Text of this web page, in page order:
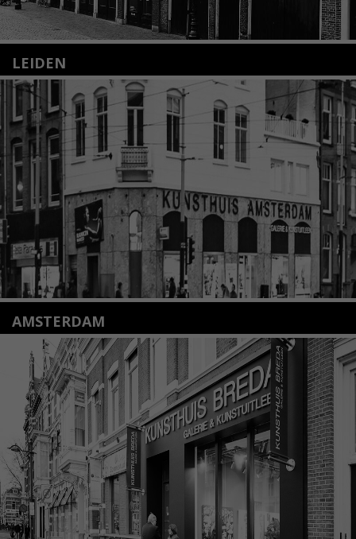
LEIDEN
Nieuwstraat 35
2312 KA Leiden
+31(0)71 – 52 84 480
info@kunsthuisleiden.nl
Lees meer
AMSTERDAM
Amstelveenseweg 135
1075 VX Amsterdam
+31 (0)20 2332546
info@kunsthuisamsterdam.nl
Lees meer